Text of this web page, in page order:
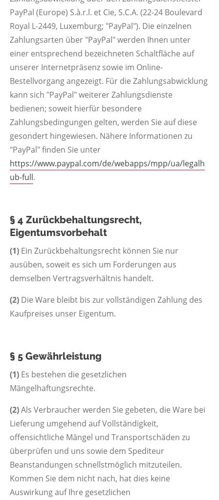
PayPal (Europe) S.à.r.l. et Cie, S.C.A. (22-24 Boulevard
Royal L-2449, Luxemburg; "PayPal"). Die einzelnen
Zahlungsarten über "PayPal" werden Ihnen unter
einer entsprechend bezeichneten Schaltfläche auf
unserer Internetpräsenz sowie im Online-
Bestellvorgang angezeigt. Für die Zahlungsabwicklung
kann sich "PayPal" weiterer Zahlungsdienste
bedienen; soweit hierfür besondere
Zahlungsbedingungen gelten, werden Sie auf diese
gesondert hingewiesen. Nähere Informationen zu
"PayPal" finden Sie unter
https://www.paypal.com/de/webapps/mpp/ua/legalh
ub-full.
§ 4 Zurückbehaltungsrecht,
Eigentumsvorbehalt
(1) Ein Zurückbehaltungsrecht können Sie nur
ausüben, soweit es sich um Forderungen aus
demselben Vertragsverhältnis handelt.
(2) Die Ware bleibt bis zur vollständigen Zahlung des
Kaufpreises unser Eigentum.
§ 5 Gewährleistung
(1) Es bestehen die gesetzlichen
Mängelhaftungsrechte.
(2)Als Verbraucher werden Sie gebeten, die Ware bei
Lieferung umgehend auf Vollständigkeit,
offensichtliche Mängel und Transportschäden zu
überprüfen und uns sowie dem Spediteur
Beanstandungen schnellstmöglich mitzuteilen.
Kommen Sie dem nicht nach, hat dies keine
Auswirkung auf Ihre gesetzlichen